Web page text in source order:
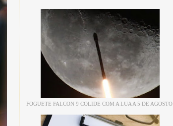
FOGUETE FALCON 9 COLIDE COM A LUA A 5 DE AGOSTO